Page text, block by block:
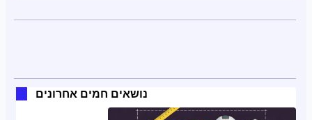
נושאים חמים אחרונים